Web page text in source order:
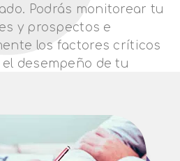
Podrás monitorear tu
y prospectos e
los factores críticos
desempeño de tu